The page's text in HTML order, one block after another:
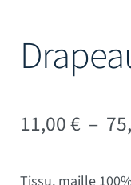
11,00€ –